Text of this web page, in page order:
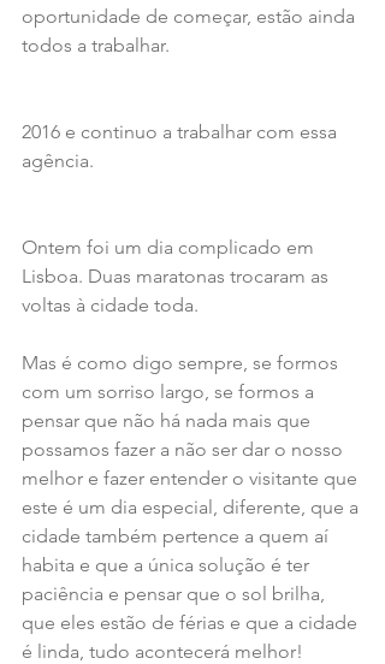
oportunidade de começar, estão ainda
todos a trabalhar.
2016 e continuo a trabalhar com essa
agência.
Ontem foi um dia complicado em
Lisboa. Duas maratonas trocaram as
voltas à cidade toda.
Mas é como digo sempre, se formos
com um sorriso largo, se formos a
pensar que não há nada mais que
possamos fazer a não ser dar o nosso
melhor e fazer entender o visitante que
este é um dia especial, diferente, que a
cidade também pertence a quem aí
habita e que a única solução é ter
paciência e pensar que o sol brilha,
que eles estão de férias e que a cidade
é linda, tudo acontecerá melhor!